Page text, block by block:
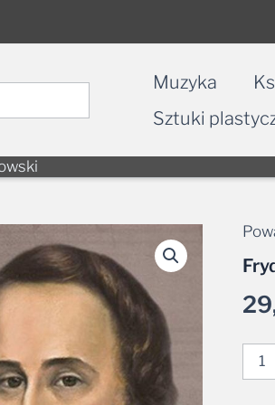
Muzyka
Sztuki
ilość
—